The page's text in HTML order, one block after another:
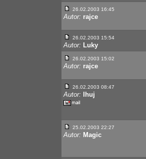
26.02.2003 16:45
Autor: rajce
26.02.2003 15:54
Autor: Luky
26.02.2003 15:02
Autor: rajce
26.02.2003 08:47
Autor: Ihuj
25.02.2003 22:27
Autor: Magic